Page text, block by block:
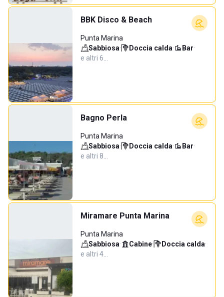
BBK Disco & Beach
Punta Marina
Sabbiosa· Doccia calda· Bar·
e altri 6…
Bagno Perla
Punta Marina
Sabbiosa· Doccia calda· Bar·
e altri 8…
Miramare Punta Marina
Punta Marina
Sabbiosa· Cabine· Doccia calda·
e altri 4…